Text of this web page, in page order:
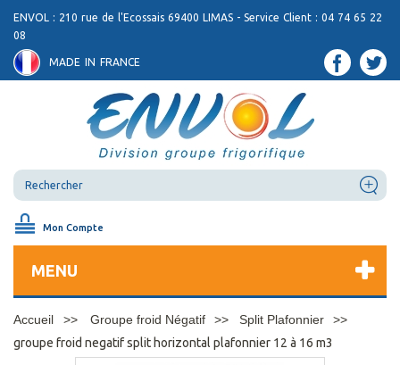
ENVOL : 210 rue de l'Ecossais 69400 LIMAS - Service Client : 04 74 65 22
08
MADE IN FRANCE
Mon Compte
MENU
Accueil Groupe froid Négatif
Split Plafonnier
groupe froid negatif split horizontal plafonnier 12 à 16 m3